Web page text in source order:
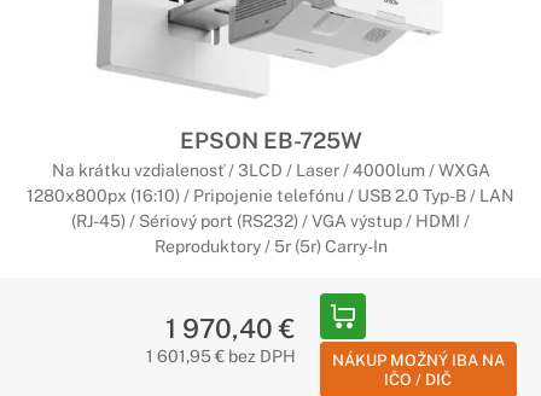
EPSON EB-725W
Na krátku vzdialenosť / 3LCD / Laser / 4000lum / WXGA
1280x800px (16:10) / Pripojenie telefónu / USB 2.0 Typ-B / LAN
(RJ-45) / Sériový port (RS232) / VGA výstup / HDMI /
Reproduktory / 5r (5r) Carry-In
1 970,40 €
1 601,95 € bez DPH
NÁKUP MOŽNÝ IBA NA
IČO / DIČ